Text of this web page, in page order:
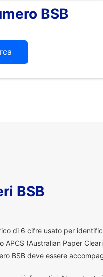
BSB
BSB
di 6 cifre usato per
(Australian Paper
BSB deve essere